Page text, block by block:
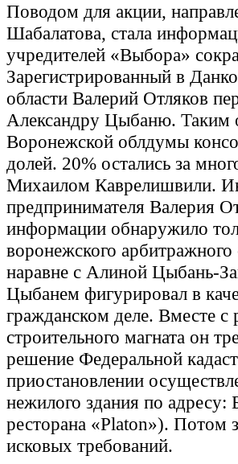
Поводом для акции,
Шабалатова, стала
учредителей «Выбора»
Зарегистрированный в
области Валерий Отляков
Александру Цыбаню. Таким
Воронежской облдумы
долей. 20% остались за
Михаилом Каврелишвили.
предпринимателя Валерия
информации обнаружило
воронежского
наравне с Алиной Цыбань-
Цыбанем фигурировал в
гражданском деле. Вместе с
строительного магната он
решение Федеральной
приостановлении
нежилого здания по
ресторана «Platon»). Потом
исковых требований.